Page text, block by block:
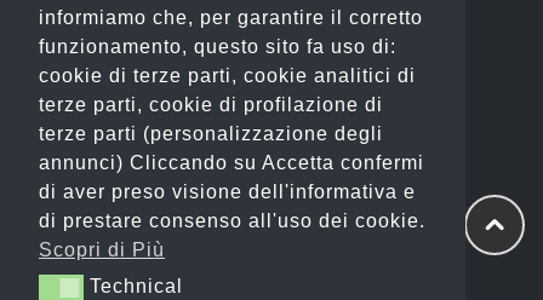
Email: info@gianostore.com
ORARI
Dal Lunedì al Venerdì 09:00-20:00.
Sabato 09:00-13:00 e 16:00-20:00.
Domenica Chiuso
informiamo che, per garantire il corretto
funzionamento, questo sito fa uso di:
cookie di terze parti, cookie analitici di
terze parti, cookie di profilazione di
terze parti (personalizzazione degli
annunci) Cliccando su Accetta confermi
di aver preso visione dell'informativa e
di prestare consenso all'uso dei cookie.
Scopri di Più
TechnicalTechnical